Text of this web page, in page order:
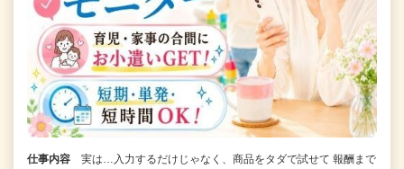
仕事内容
実は…入力するだけじゃなく、商品をタダで試せて 報酬まで